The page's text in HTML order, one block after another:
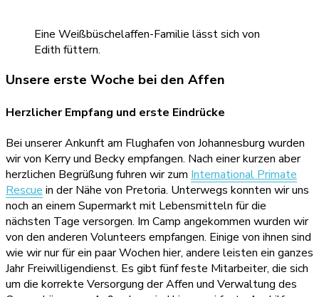
Eine Weißbüschelaffen-Familie lässt sich von
Edith füttern.
Unsere erste Woche bei den Affen
Herzlicher Empfang und erste Eindrücke
Bei unserer Ankunft am Flughafen von Johannesburg wurden
wir von Kerry und Becky empfangen. Nach einer kurzen aber
herzlichen Begrüßung fuhren wir zum International Primate
Rescue in der Nähe von Pretoria. Unterwegs konnten wir uns
noch an einem Supermarkt mit Lebensmitteln für die
nächsten Tage versorgen. Im Camp angekommen wurden wir
von den anderen Volunteers empfangen. Einige von ihnen sind
wie wir nur für ein paar Wochen hier, andere leisten ein ganzes
Jahr Freiwilligendienst. Es gibt fünf feste Mitarbeiter, die sich
um die korrekte Versorgung der Affen und Verwaltung des